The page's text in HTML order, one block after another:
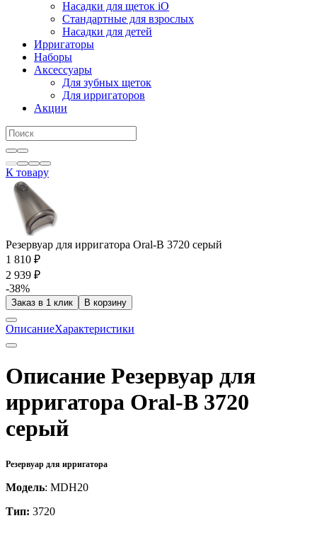
Насадки для щеток iO
Стандартные для взрослых
Насадки для детей
Ирригаторы
Наборы
Аксессуары
Для зубных щеток
Для ирригаторов
Акции
К товару
Резервуар для ирригатора Oral-B 3720 серый
1 810 ₽
2 939 ₽
-38%
Заказ в 1 клик В корзину
ОписаниеХарактеристики
Описание Резервуар для
ирригатора Oral-B 3720
серый
Резервуар для ирригатора
Модель: MDH20
Тип: 3720